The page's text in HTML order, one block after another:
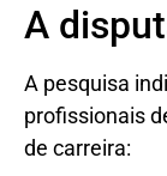
A
A pesquisa
profissionais
de carreira: